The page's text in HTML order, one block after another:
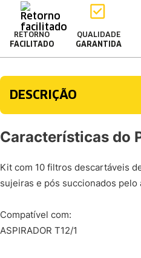
RETORNO
FACILITADO
QUALIDADE
GARANTIDA
DESCRIÇÃO
Características do
Kit com 10 filtros descartáveis
sujeiras e pós succionados pelo
Compatível com:
ASPIRADOR T12/1